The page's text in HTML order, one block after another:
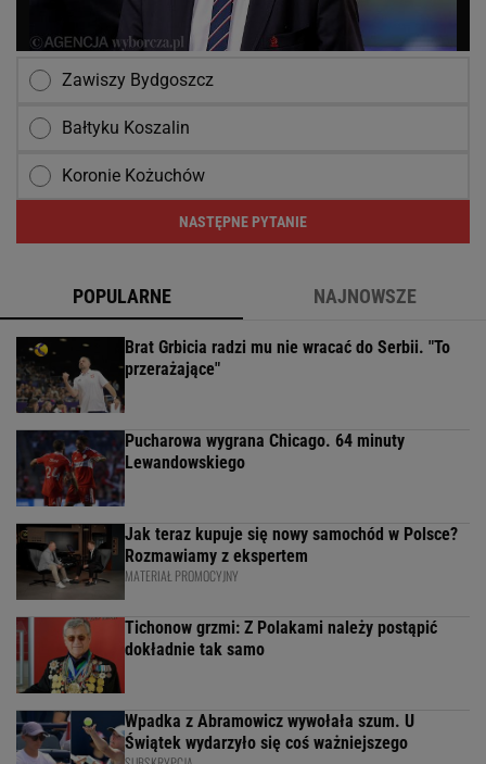
Zawiszy Bydgoszcz
Bałtyku Koszalin
Koronie Kożuchów
NASTĘPNE PYTANIE
POPULARNE NAJNOWSZE
Brat Grbicia radzi mu nie wracać do Serbii. "To
przerażające"
Pucharowa wygrana Chicago. 64 minuty
Lewandowskiego
Jak teraz kupuje się nowy samochód w Polsce?
Rozmawiamy z ekspertem
MATERIAŁ PROMOCYJNY
Tichonow grzmi: Z Polakami należy postąpić
dokładnie tak samo
Wpadka z Abramowicz wywołała szum. U
Świątek wydarzyło się coś ważniejszego